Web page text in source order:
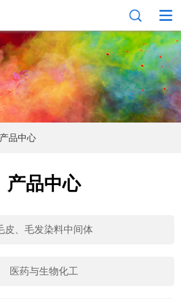
产品中心
产品中心
皮、毛发染料中间体
医药与生物化工